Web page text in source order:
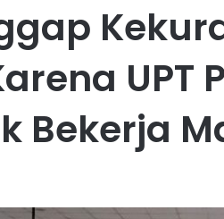
UPT
Bekerja